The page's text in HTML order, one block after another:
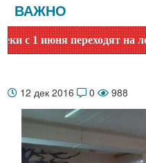
ВАЖНО
июня переходят на
12 дек 2016 0 988